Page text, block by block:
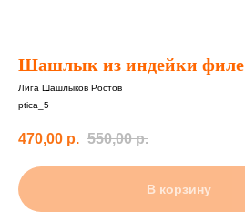
Шашлык из индейки филе
Лига Шашлыков Ростов
ptica_5
470,00 р. 550,00 р.
В корзину